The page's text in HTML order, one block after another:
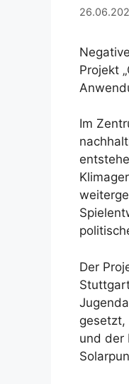
Projekt
Im
Der
gesetzt,
und der